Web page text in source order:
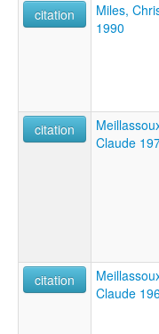
citation
Miles,
1990
citation
Claude
citation
Claude